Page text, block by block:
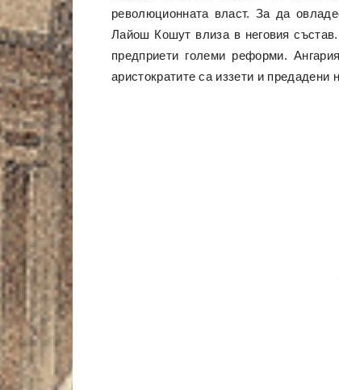
революционната власт. За да
Лайош Кошут влиза в неговия
предприети големи реформи.
аристократите са иззети и